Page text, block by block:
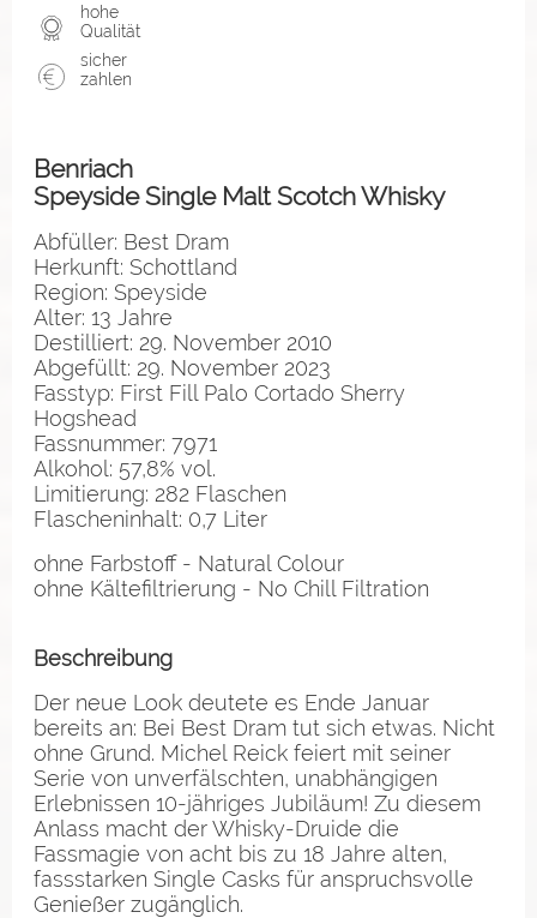
hohe
Qualität
sicher
zahlen
Benriach
Speyside Single Malt Scotch Whisky
Abfüller: Best Dram
Herkunft: Schottland
Region: Speyside
Alter: 13 Jahre
Destilliert: 29. November 2010
Abgefüllt: 29. November 2023
Fasstyp: First Fill Palo Cortado Sherry
Hogshead
Fassnummer: 7971
Alkohol: 57,8% vol.
Limitierung: 282 Flaschen
Flascheninhalt: 0,7 Liter
ohne Farbstoff - Natural Colour
ohne Kältefiltrierung - No Chill Filtration
Beschreibung
Der neue Look deutete es Ende Januar
bereits an: Bei Best Dram tut sich etwas. Nicht
ohne Grund. Michel Reick feiert mit seiner
Serie von unverfälschten, unabhängigen
Erlebnissen 10-jähriges Jubiläum! Zu diesem
Anlass macht der Whisky-Druide die
Fassmagie von acht bis zu 18 Jahre alten,
fassstarken Single Casks für anspruchsvolle
Genießer zugänglich.